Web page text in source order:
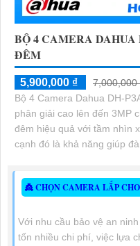
BỘ 4 CAMERA DAHUA
ĐÊM
5,900,000 ₫
7,000,000
Bộ 4 Camera Dahua DH-
phân giải cao lên đến 3MP
đêm hiệu quả với tầm nhìn
cạnh đó là khả năng giúp
👸 CHỌN CAMERA LẮP
Với nhu cầu bảo vệ an
tốn nhiều chi phí, việc lựa